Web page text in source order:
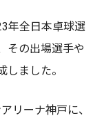
年全日本卓球選
その出場選手や
ました。
リーナ神戸に、